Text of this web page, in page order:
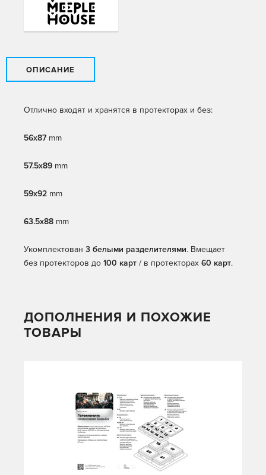
ОПИСАНИЕ
Отлично входят и хранятся в протекторах и без:
56x87 mm
57.5x89 mm
59х92 mm
63.5x88 mm
Укомплектован 3 белыми разделителями. Вмещает
без протекторов до 100 карт / в протекторах 60 карт.
ДОПОЛНЕНИЯ И ПОХОЖИЕ
ТОВАРЫ